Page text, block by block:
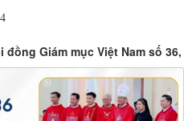
Giám mục Việt Nam số 36,